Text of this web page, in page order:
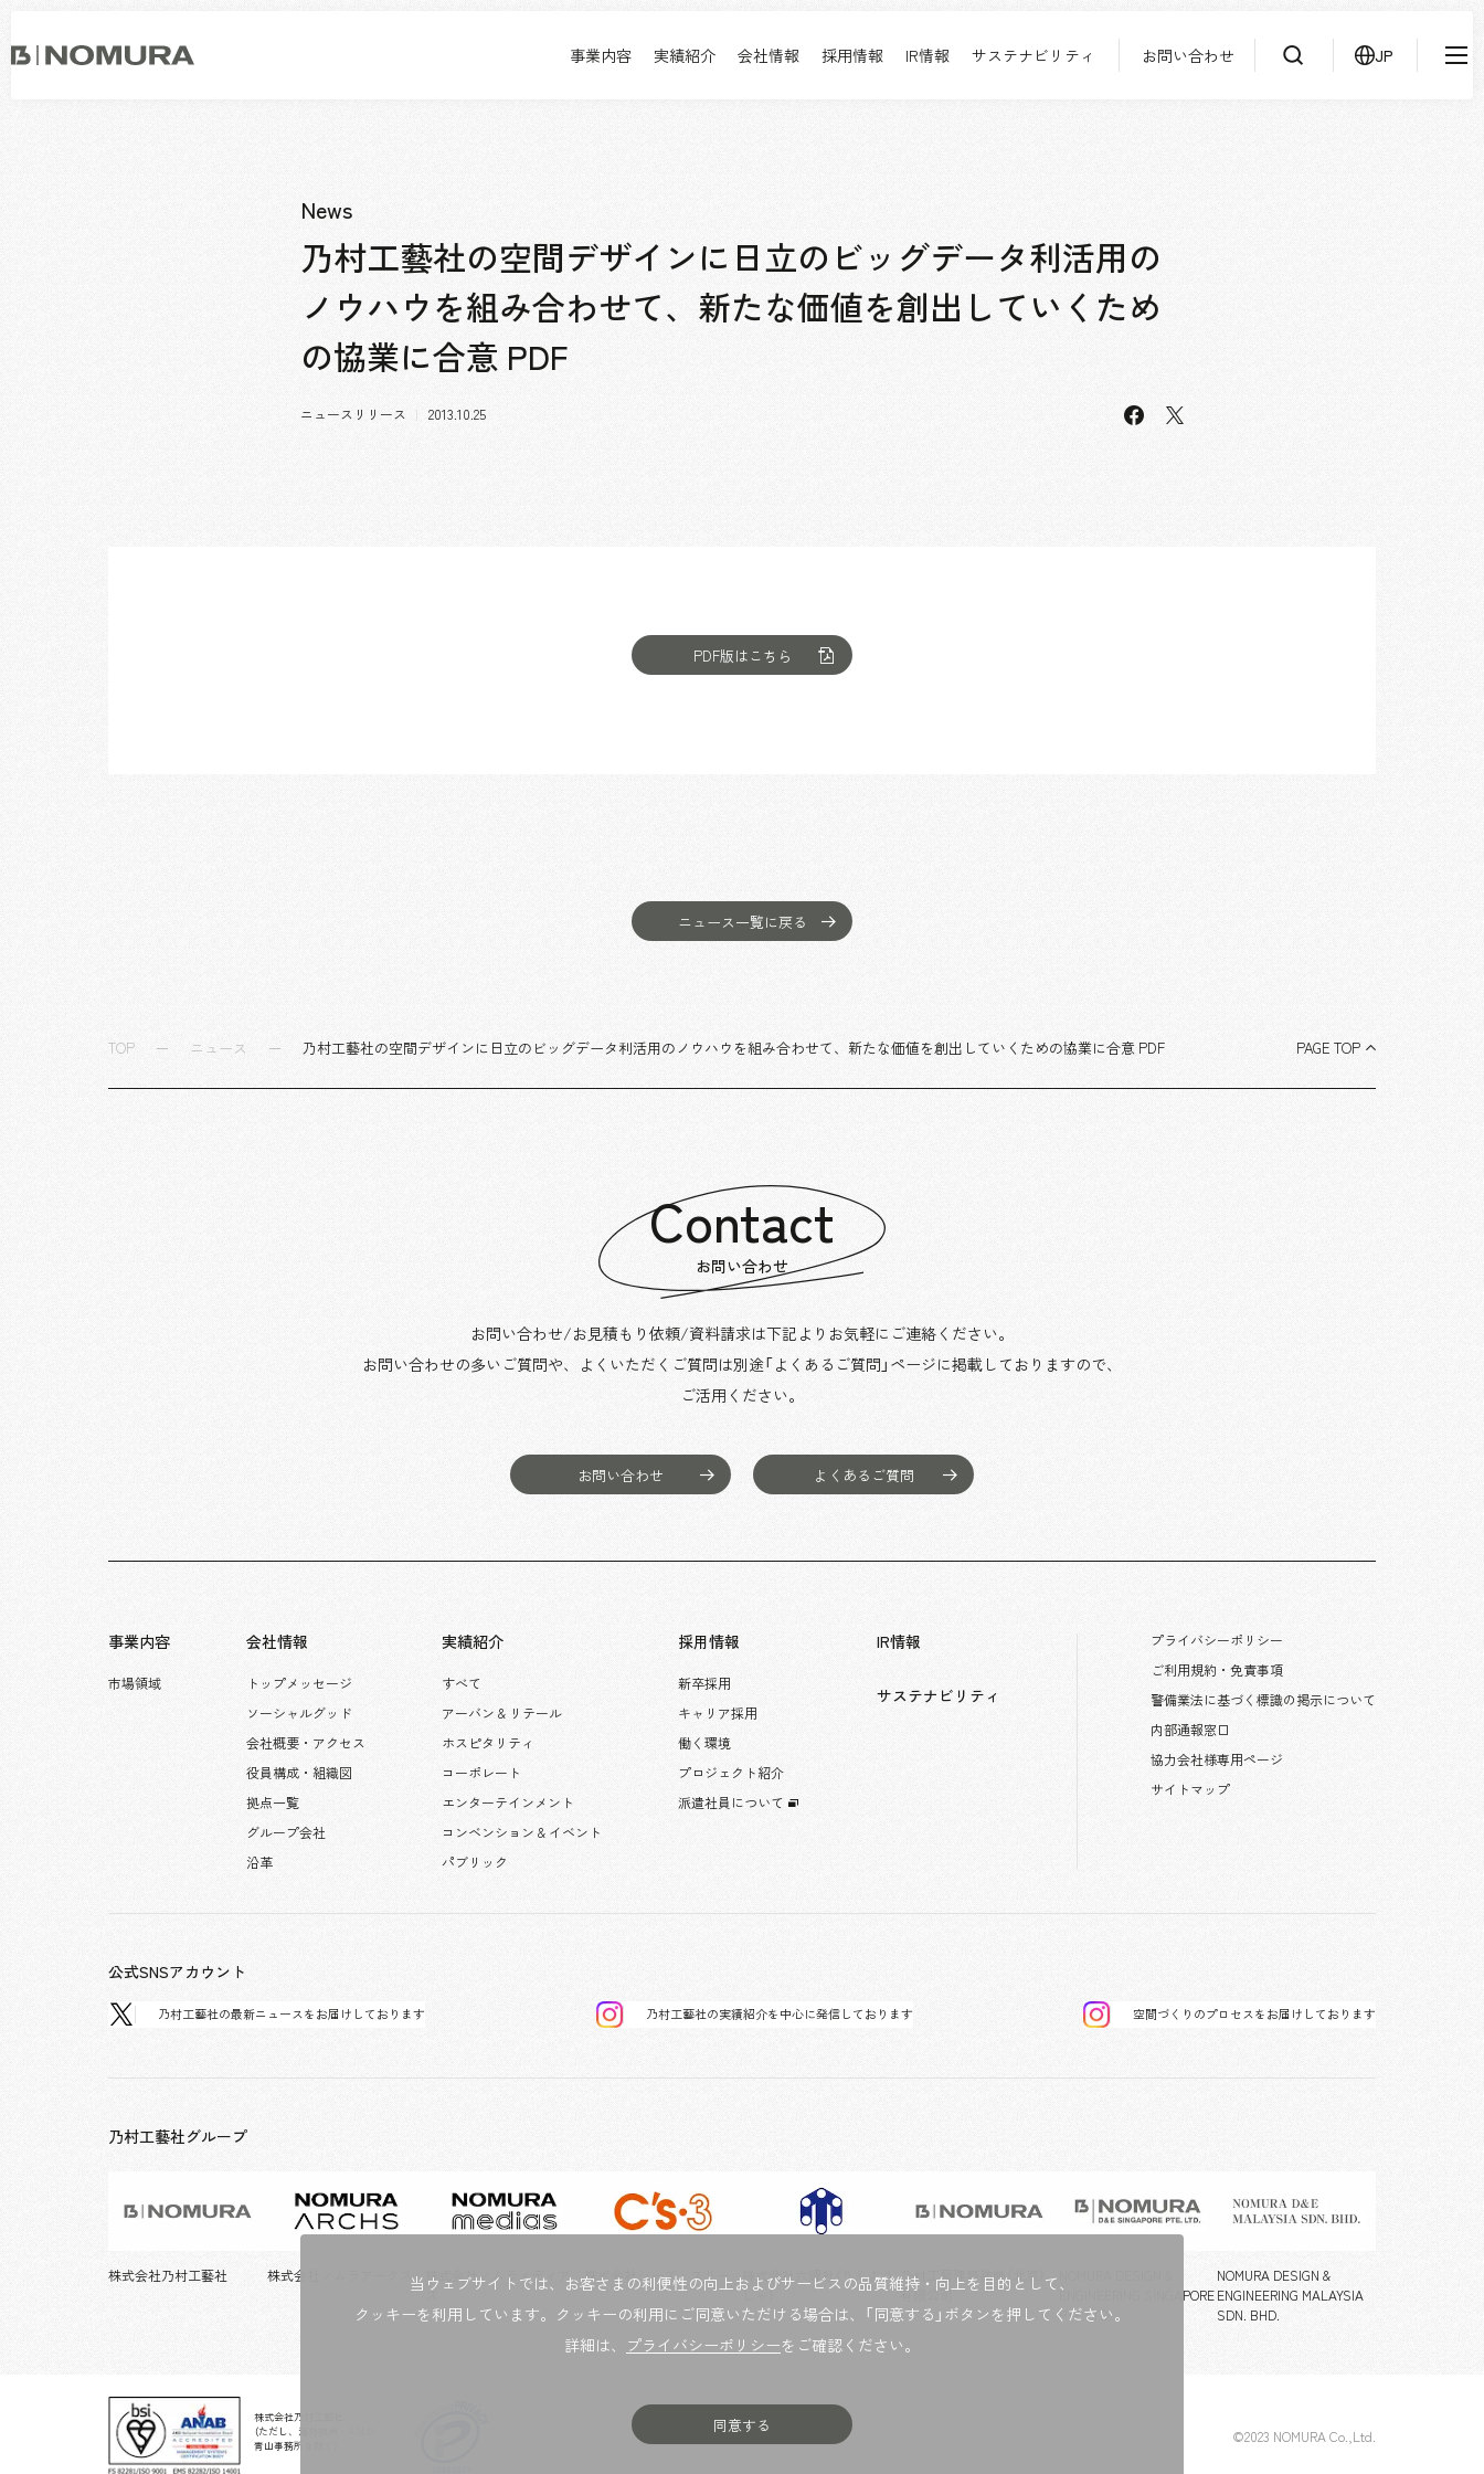
乃
村 事業内容 実績紹介 会社情報 採用情報 IR情報 サステナビリティ お問い合わせ JP
ソーシャルグッド
役員構成・組織図
拠点一覧
グループ会社
沿革
コーポレート
エンターテインメント
コンベンション & イベント
パブリック
プロジェクト紹介
派遣社員について
News
乃村工藝社の空間デザインに日立のビッグデータ利活用の
ノウハウを組み合わせて、新たな価値を創出していくため
の協業に合意 PDF
ニュースリリース 2013.10.25 facebook
X
PDF版はこちら
ニュース一覧に戻る
TOP ニュース 乃村工藝社の空間デザインに日立のビッグデータ利活用のノウハウを組み合わせて、新たな価値を創出していくための協業に合意 PDF PAGE TOP
Contact
お問い合わせ
お問い合わせ/お見積もり依頼/資料請求は下記よりお気軽にご連絡ください。
お問い合わせの多いご質問や、よくいただくご質問は別途「よくあるご質問」ページに掲載しておりますので、
ご活用ください。
お問い合わせ よくあるご質問
事業内容
市場領域
会社情報
トップメッセージ
ソーシャルグッド
会社概要・アクセス
役員構成・組織図
拠点一覧
グループ会社
沿革
実績紹介
すべて
アーバン & リテール
ホスピタリティ
コーポレート
エンターテインメント
コンベンション & イベント
パブリック
採用情報
新卒採用
キャリア採用
働く環境
プロジェクト紹介
派遣社員について
IR情報
サステナビリティ
プライバシーポリシー
ご利用規約・免責事項
警備業法に基づく標識の掲示について
内部通報窓口
協力会社様専用ページ
サイトマップ
公式SNSアカウント
乃村工藝社の最新ニュースをお届けしております 乃村工藝社の実績紹介を中心に発信しております 空間づくりのプロセスをお届けしております
乃村工藝社グループ
株式会社乃村工藝社 株式会社ノムラアークス
株式会社ノムラメディア
ス
株式会社シーズ・スリー
株式会社六耀社（りくよう
しゃ）
乃村工藝建築装飾（北京）
有限公司
ENGINEERING SINGAPORE
PTE.LTD.
NOMURA DESIGN &
ENGINEERING MALAYSIA
SDN. BHD.
株式会社乃村工藝社
（ただし、海外拠点・A.N.D.
青山事務所を除く）
©2023 NOMURA Co.,Ltd.
当ウェブサイトでは、お客さまの利便性の向上およびサービスの品質維持・向上を目的として、
クッキーを利用しています。クッキーの利用にご同意いただける場合は、「同意する」ボタンを押してください。
詳細は、 プライバシーポリシーをご確認ください。
同意する